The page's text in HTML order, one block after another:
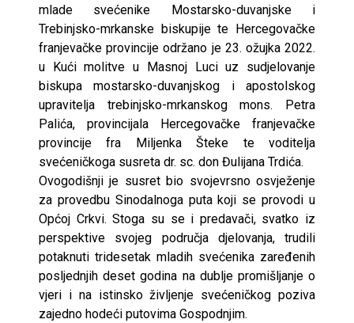
mlade svećenike Mostarsko-duvanjske i
Trebinjsko-mrkanske biskupije te Hercegovačke
franjevačke provincije održano je 23. ožujka 2022.
u Kući molitve u Masnoj Luci uz sudjelovanje
biskupa mostarsko-duvanjskog i apostolskog
upravitelja trebinjsko-mrkanskog mons. Petra
Palića, provincijala Hercegovačke franjevačke
provincije fra Miljenka Šteke te voditelja
svećeničkoga susreta dr. sc. don Đulijana Trdića.
Ovogodišnji je susret bio svojevrsno osvježenje
za provedbu Sinodalnoga puta koji se provodi u
Općoj Crkvi. Stoga su se i predavači, svatko iz
perspektive svojeg područja djelovanja, trudili
potaknuti tridesetak mladih svećenika zaređenih
posljednjih deset godina na dublje promišljanje o
vjeri i na istinsko življenje svećeničkog poziva
zajedno hodeći putovima Gospodnjim.